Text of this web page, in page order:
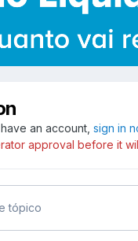
an account, sign in
approval before it
tópico